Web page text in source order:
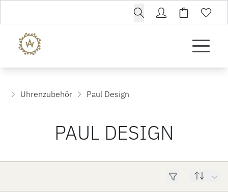
Uhrenzubehör Paul Design
PAUL DESIGN